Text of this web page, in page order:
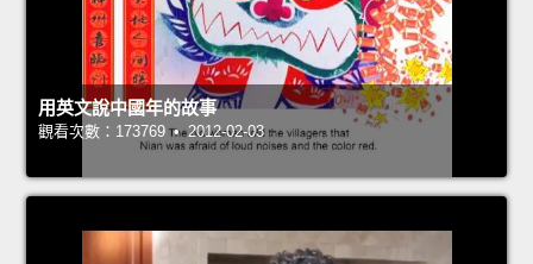
用英文說中國年的故事
觀看次數：173769 • 2012-02-03